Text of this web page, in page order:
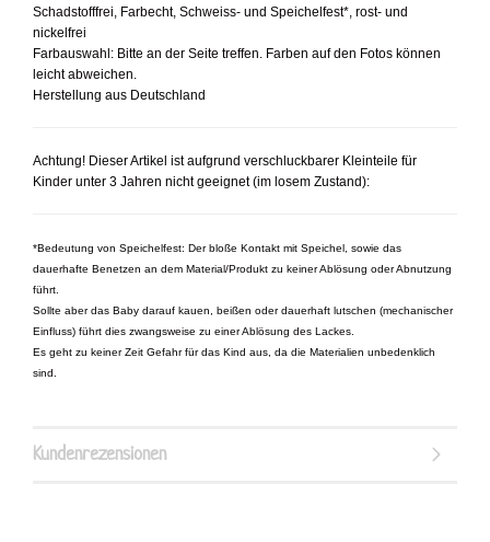
Schadstofffrei, Farbecht, Schweiss- und Speichelfest*, rost- und
nickelfrei
Farbauswahl: Bitte an der Seite treffen. Farben auf den Fotos können
leicht abweichen.
Herstellung aus Deutschland
Achtung! Dieser Artikel ist aufgrund verschluckbarer Kleinteile für
Kinder unter 3 Jahren nicht geeignet (im losem Zustand):
*Bedeutung von Speichelfest: Der bloße Kontakt mit Speichel, sowie das
dauerhafte Benetzen an dem Material/Produkt zu keiner Ablösung oder Abnutzung
führt.
Sollte aber das Baby darauf kauen, beißen oder dauerhaft lutschen (mechanischer
Einfluss) führt dies zwangsweise zu einer Ablösung des Lackes.
Es geht zu keiner Zeit Gefahr für das Kind aus, da die Materialien unbedenklich
sind.
Kundenrezensionen